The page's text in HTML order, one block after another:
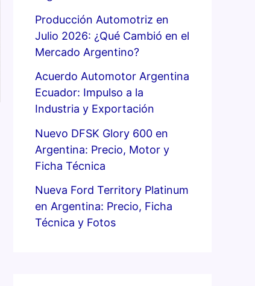
Producción Automotriz en
Julio 2026: ¿Qué Cambió en el
Mercado Argentino?
Acuerdo Automotor Argentina
Ecuador: Impulso a la
Industria y Exportación
Nuevo DFSK Glory 600 en
Argentina: Precio, Motor y
Ficha Técnica
Nueva Ford Territory Platinum
en Argentina: Precio, Ficha
Técnica y Fotos